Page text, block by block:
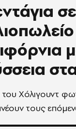
Χόλιγουντ
τους